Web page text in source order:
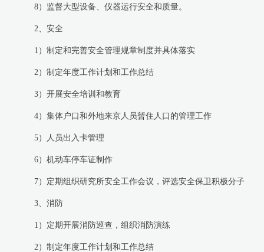
8）监督大型设备、仪器运行安全和质量。
2、安全
1）制定和完善安全管理规章制度并具体落实
2）制定年度工作计划和工作总结
3）开展安全培训和教育
4）集体户口和外地来京人员暂住人口的管理工作
5）人员出入卡管理
6）机动车停车证制作
7）定期组织研究所安全工作会议，评选安全保卫积极分子
3、消防
1）定期开展消防巡查，组织消防演练
2）制定年度工作计划和工作总结